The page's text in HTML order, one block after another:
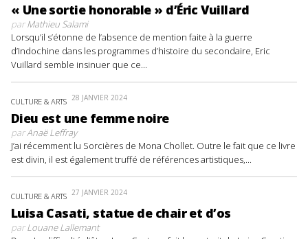
« Une sortie honorable » d’Éric Vuillard
parMathieu Salami
Lorsqu’il s’étonne de l’absence de mention faite à la guerre
d’Indochine dans les programmes d’histoire du secondaire, Eric
Vuillard semble insinuer que ce...
CULTURE & ARTS 28 JANVIER 2024
Dieu est une femme noire
parAnaë Leffray
J’ai récemment lu Sorcières de Mona Chollet. Outre le fait que ce livre
est divin, il est également truffé de références artistiques,...
CULTURE & ARTS 27 JANVIER 2024
Luisa Casati, statue de chair et d’os
parLouane Lallemant